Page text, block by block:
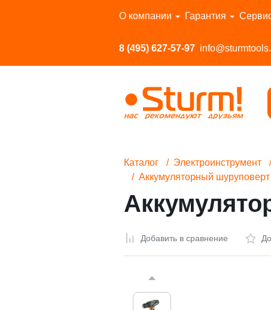
О компании Гарантия
8 (495) 627-57-97
Перейти в каталог
Каталог Электроинструмент
Аккумуляторный
Добавить в сравнение